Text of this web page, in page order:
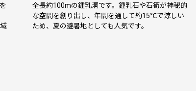
全長約100mの鍾乳洞です。鍾乳石や石筍が神秘的
な空間を創り出し、年間を通して約15℃で涼しい
ため、夏の避暑地としても人気です。